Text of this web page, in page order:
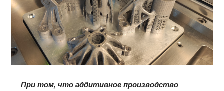
При том, что аддитивное производство